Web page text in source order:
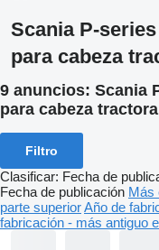
Scania P-
para cabeza
9 anuncios: Scania
para cabeza tractora
Filtro
Clasificar: Fecha de
Fecha de publicación Más
parte superiorAño de
fabricación - más antiguo